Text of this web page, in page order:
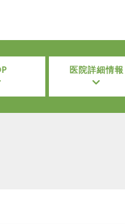
医院詳細情報